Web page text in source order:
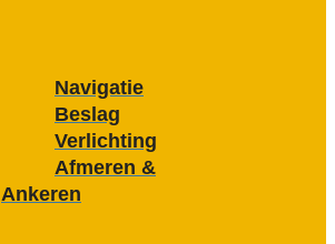
Navigatie
Beslag
Verlichting
Afmeren &
Ankeren